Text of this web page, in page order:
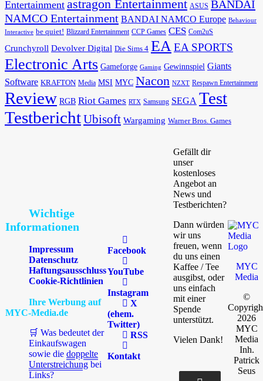
Entertainment astragon Entertainment ASUS BANDAI
NAMCO Entertainment BANDAI NAMCO Europe Behaviour
Interactive be quiet! Blizzard Entertainment CCP Games CES Com2uS
Crunchyroll Devolver Digital Die Sims 4 EAEA SPORTS
Electronic Arts Gameforge Gaming Gewinnspiel Giants
Software KRAFTON Media MSI MYC Nacon NZXT Respawn Entertainment
Review RGB Riot Games RTX Samsung SEGA Test
TestberichtUbisoft Wargaming Warner Bros. Games
Wichtige
Informationen
Impressum
Datenschutz
Haftungsausschluss
Cookie-Richtlinien
Ihre Werbung auf
MYC-Media.de
🛒 Was bedeutet der
Einkaufswagen
sowie die doppelte
Unterstreichung bei
Links?
Facebook
YouTube
Instagram
X
(ehem.
Twitter)
RSS
Kontakt
Gefällt dir
unser
kostenloses
Angebot an
News und
Testberichten?
Dann würden
wir uns
freuen, wenn
du uns einen
Kaffee / Tee
ausgibst, oder
uns einfach
mit einer
Spende
unterstützt.
Vielen Dank!
MYC
Media
©
2026
MYC
Media
Inh.
Patrick
Seus